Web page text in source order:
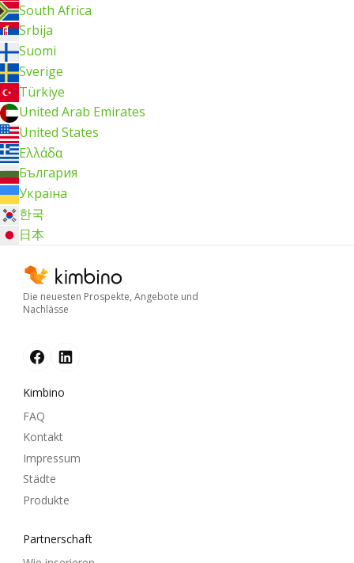
South Africa
Srbija
Suomi
Sverige
Türkiye
United Arab Emirates
United States
Ελλάδα
България
Україна
한국
日本
Die neuesten Prospekte, Angebote und
Nachlässe
Kimbino
FAQ
Kontakt
Impressum
Städte
Produkte
Partnerschaft